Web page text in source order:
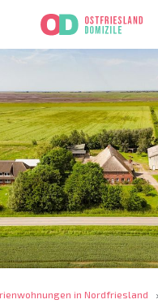
in Nordfriesland